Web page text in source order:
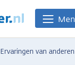
Ervaringen van anderen